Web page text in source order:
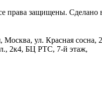
права защищены. Сделано
Москва, ул. Красная сосна,
2к4, БЦ РТС, 7-й этаж,